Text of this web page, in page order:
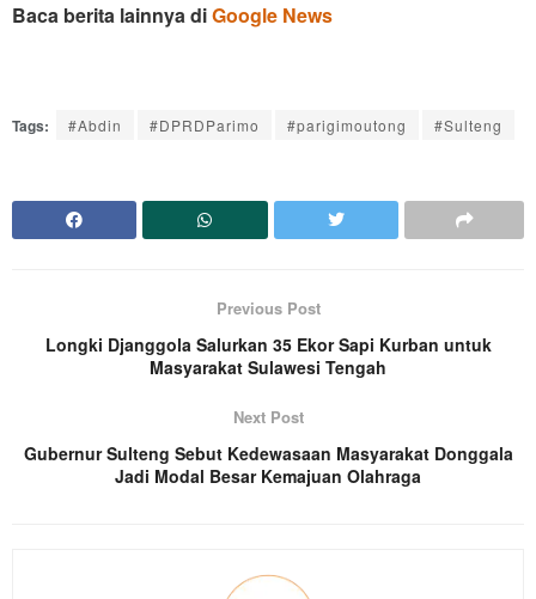
Baca berita lainnya diGoogle News
Tags: #Abdin #DPRDParimo #parigimoutong #Sulteng
Previous Post
Longki Djanggola Salurkan 35 Ekor Sapi Kurban untuk
Masyarakat Sulawesi Tengah
Next Post
Gubernur Sulteng Sebut Kedewasaan Masyarakat Donggala
Jadi Modal Besar Kemajuan Olahraga